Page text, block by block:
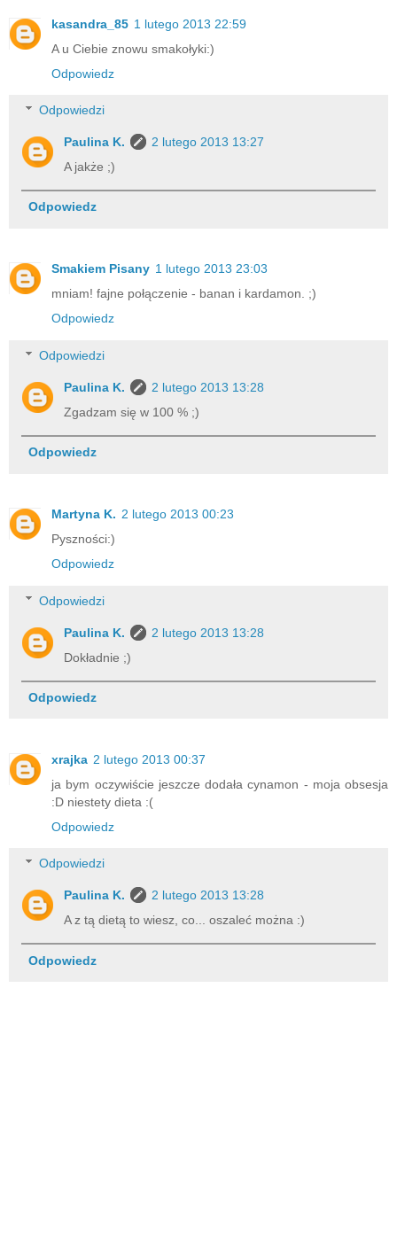
kasandra_85 1 lutego 2013 22:59
A u Ciebie znowu smakołyki:)
Odpowiedz
Odpowiedzi
Paulina K.
2 lutego 2013 13:27
A jakże ;)
Odpowiedz
Smakiem Pisany 1 lutego 2013 23:03
mniam! fajne połączenie - banan i kardamon. ;)
Odpowiedz
Odpowiedzi
Paulina K.
2 lutego 2013 13:28
Zgadzam się w 100 % ;)
Odpowiedz
Martyna K. 2 lutego 2013 00:23
Pyszności:)
Odpowiedz
Odpowiedzi
Paulina K.
2 lutego 2013 13:28
Dokładnie ;)
Odpowiedz
xrajka 2 lutego 2013 00:37
ja bym oczywiście jeszcze dodała cynamon - moja obsesja
:D niestety dieta :(
Odpowiedz
Odpowiedzi
Paulina K.
2 lutego 2013 13:28
A z tą dietą to wiesz, co... oszaleć można :)
Odpowiedz